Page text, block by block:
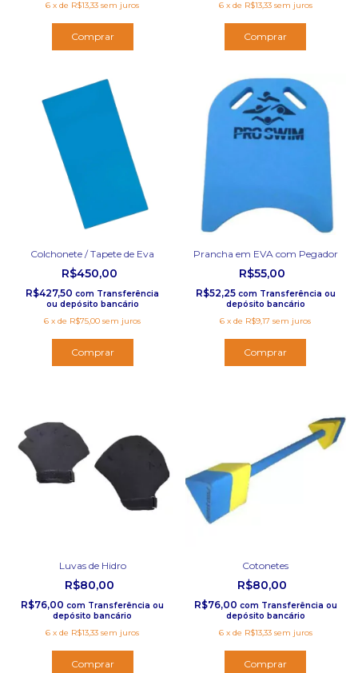
6 xde R$13,33 sem juros
Comprar
6 x de R$13,33 sem juros
Colchonete / Tapete de Eva
R$450,00
R$427,50com Transferência
ou depósito bancário
6 xde R$75,00 sem juros
Comprar
Prancha em EVA com Pegador
R$55,00
R$52,25 com Transferência ou
depósito bancário
6 xde R$9,17 sem juros
Comprar
Luvas de Hidro
R$80,00
R$76,00com Transferência ou
depósito bancário
6 xde R$13,33 sem juros
Comprar
Cotonetes
R$80,00
R$76,00 com Transferência ou
depósito bancário
6 x de R$13,33 sem juros